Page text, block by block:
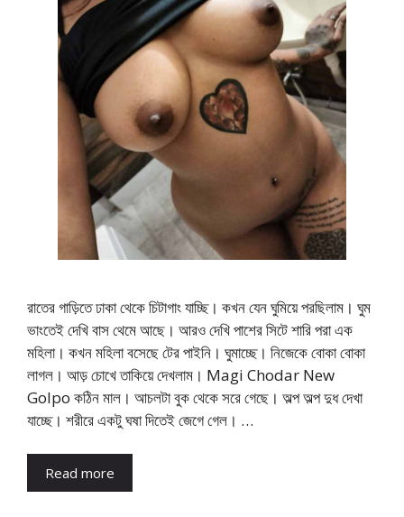
রাতের গাড়িতে ঢাকা থেকে চিটাগাং যাচ্ছি। কখন যেন ঘুমিয়ে পরছিলাম। ঘুম
ভাংতেই দেখি বাস থেমে আছে। আরও দেখি পাশের সিটে শারি পরা এক
মহিলা। কখন মহিলা বসেছে টের পাইনি। ঘুমাচ্ছে। নিজেকে বোকা বোকা
লাগল। আড় চোখে তাকিয়ে দেখলাম। Magi Chodar New
Golpo কঠিন মাল। আচলটা বুক থেকে সরে গেছে। অল্প অল্প দুধ দেখা
যাচ্ছে। শরীরে একটু ঘষা দিতেই জেগে গেল। …
Read more